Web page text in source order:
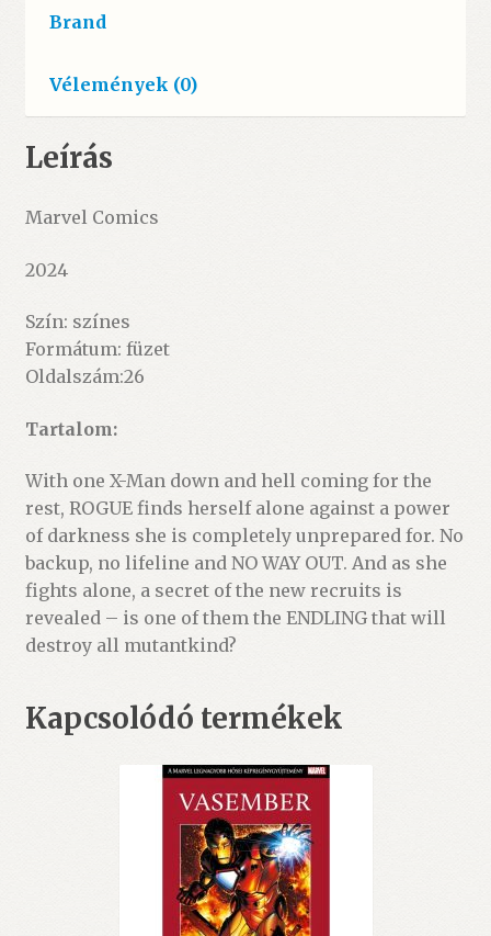
Brand
Vélemények (0)
Leírás
Marvel Comics
2024
Szín: színes
Formátum: füzet
Oldalszám:26
Tartalom:
With one X-Man down and hell coming for the
rest, ROGUE finds herself alone against a power
of darkness she is completely unprepared for. No
backup, no lifeline and NO WAY OUT. And as she
fights alone, a secret of the new recruits is
revealed – is one of them the ENDLING that will
destroy all mutantkind?
Kapcsolódó termékek